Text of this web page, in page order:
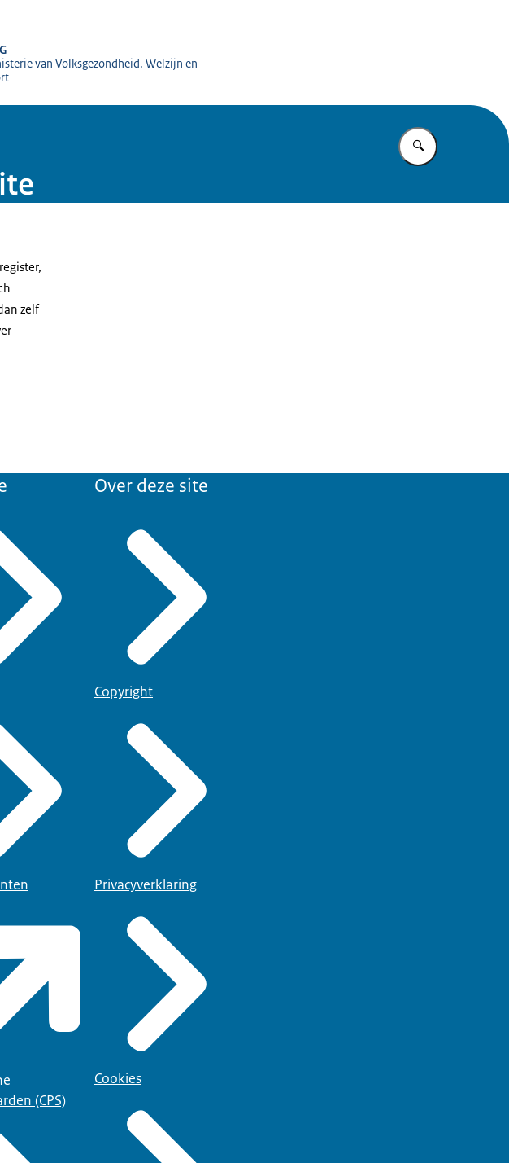
van Volksgezondheid, Welzijn en
Vul in wat u
zelf
(CPS)
Over deze site
Copyright
Privacyverklaring
Cookies